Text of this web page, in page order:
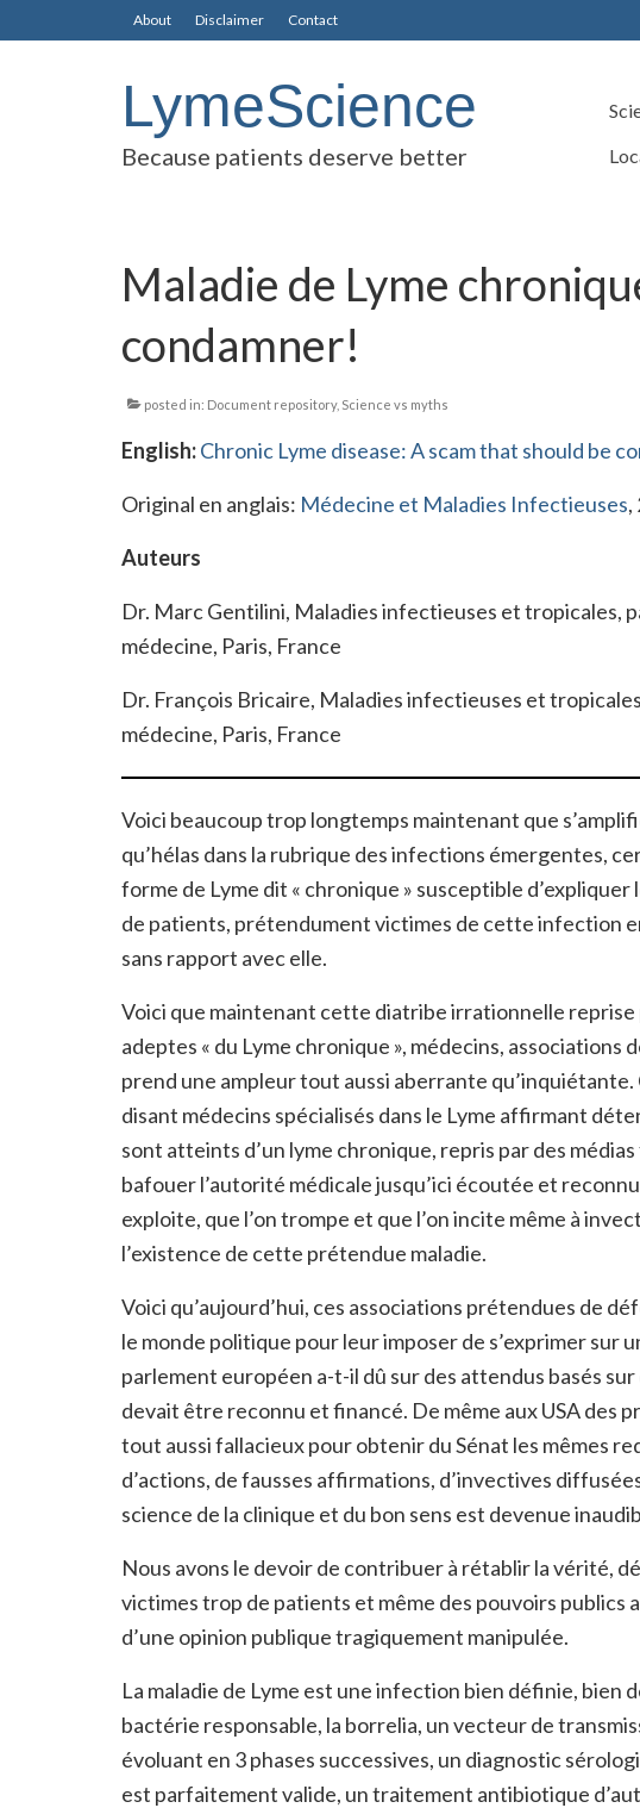
About Disclaimer Contact
LymeScience
Because patients deserve better
Maladie de Lyme
condamner!
posted in: Document repository, Science vs myths
English:Chronic Lyme disease: A scam that should be
Original en anglais: Médecine et Maladies Infectieuses,
Auteurs
Dr. Marc Gentilini, Maladies infectieuses et tropicales,
médecine, Paris, France
Dr. François Bricaire, Maladies infectieuses et
médecine, Paris, France
Voici beaucoup trop longtemps maintenant que
qu’hélas dans la rubrique des infections émergentes,
forme de Lyme dit « chronique » susceptible
de patients, prétendument victimes de cette infection
sans rapport avec elle.
Voici que maintenant cette diatribe irrationnelle
adeptes « du Lyme chronique », médecins,
prend une ampleur tout aussi aberrante
disant médecins spécialisés dans le Lyme affirmant
sont atteints d’un lyme chronique, repris par des
bafouer l’autorité médicale jusqu’ici écoutée et
exploite, que l’on trompe et que l’on incite même à
l’existence de cette prétendue maladie.
Voici qu’aujourd’hui, ces associations prétendues de
le monde politique pour leur imposer de s’exprimer sur
parlement européen a-t-il dû sur des attendus basés
devait être reconnu et financé. De même aux USA des
tout aussi fallacieux pour obtenir du Sénat les mêmes
d’actions, de fausses affirmations, d’invectives
science de la clinique et du bon sens est devenue
Nous avons le devoir de contribuer à rétablir la vérité,
victimes trop de patients et même des pouvoirs publics
d’une opinion publique tragiquement manipulée.
La maladie de Lyme est une infection bien définie, bien
bactérie responsable, la borrelia, un vecteur de
évoluant en 3 phases successives, un diagnostic
est parfaitement valide, un traitement antibiotique